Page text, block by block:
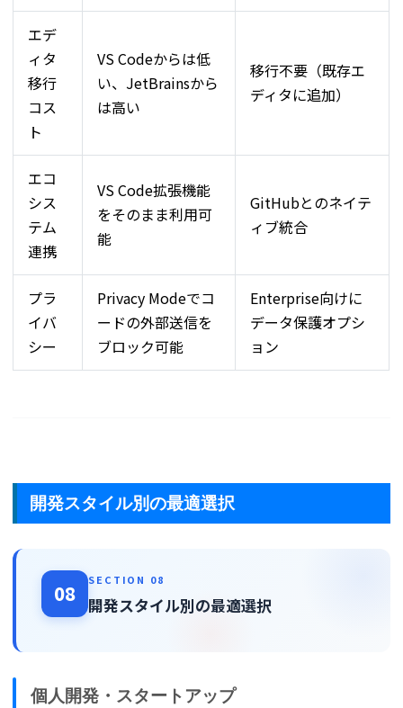
エデ
ィタ
移行
コス
ト
VS Codeからは低
い、JetBrainsから
は高い
移行不要（既存エ
ディタに追加）
エコ
シス
テム
連携
VS Code拡張機能
をそのまま利用可
能
GitHubとのネイテ
ィブ統合
プラ
イバ
シー
Privacy Modeでコ
ードの外部送信を
ブロック可能
Enterprise向けに
データ保護オプシ
ョン
開発スタイル別の最適選択
08
SECTION 08
開発スタイル別の最適選択
個人開発・スタートアップ